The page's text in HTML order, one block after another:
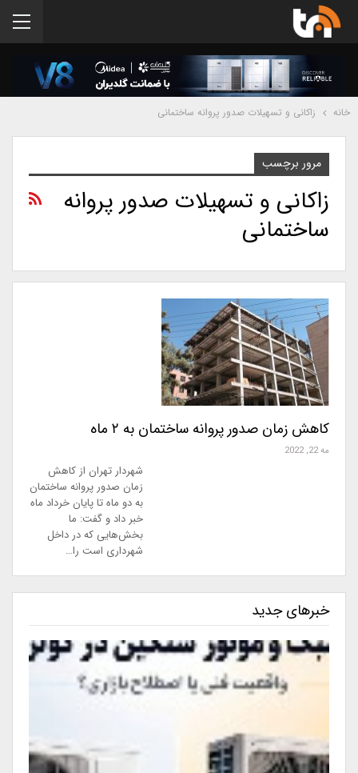
خانه زاکانی و تسهیلات صدور پروانه ساختمانی
مرور برچسب
زاکانی و تسهیلات صدور پروانه
ساختمانی
کاهش زمان صدور پروانه ساختمان به ۲ ماه
مه 22, 2022
شهردار تهران از کاهش
زمان صدور پروانه ساختمان
به دو ماه تا پایان خرداد ماه
خبر داد و گفت: ما
بخش‌هایی که در داخل
شهرداری است را…
خبرهای جدید